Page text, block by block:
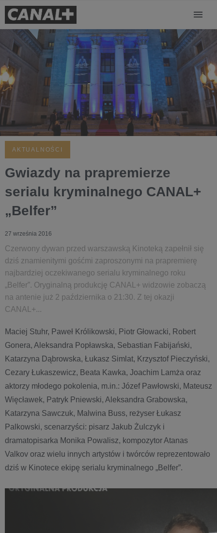
AKTUALNOŚCI
Gwiazdy na prapremierze
serialu kryminalnego CANAL+
„Belfer”
27 września 2016
Czerwony dywan przed warszawską Kinoteką zapełnił się
dziś znamienitymi gośćmi zaproszonymi na prapremierę
najbardziej oczekiwanego serialu kryminalnego roku
„Belfer”. Oryginalną produkcję CANAL+ widzowie zobaczą
na antenie już 2 października o 21:30. Z tej okazji
CANAL+...
Maciej Stuhr, Paweł Królikowski, Piotr Głowacki, Robert
Gonera, Aleksandra Popławska, Sebastian Fabijański,
Katarzyna Dąbrowska, Łukasz Simlat, Krzysztof Pieczyński,
Cezary Łukaszewicz, Beata Kawka, Joachim Lamża oraz
aktorzy młodego pokolenia, m.in.: Józef Pawłowski, Mateusz
Więcławek, Patryk Pniewski, Aleksandra Grabowska,
Katarzyna Sawczuk, Malwina Buss, reżyser Łukasz
Palkowski, scenarzyści: pisarz Jakub Żulczyk i
dramatopisarka Monika Powalisz, kompozytor Atanas
Valkov oraz wielu innych artystów i twórców reprezentowało
dziś w Kinotece ekipę serialu kryminalnego „Belfer”.